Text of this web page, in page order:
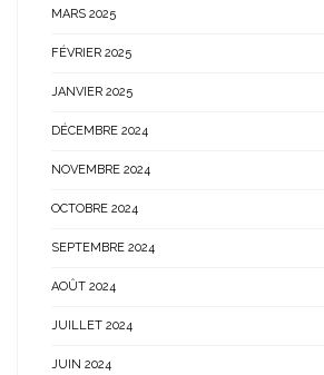
MARS 2025
FÉVRIER 2025
JANVIER 2025
DÉCEMBRE 2024
NOVEMBRE 2024
OCTOBRE 2024
SEPTEMBRE 2024
AOÛT 2024
JUILLET 2024
JUIN 2024